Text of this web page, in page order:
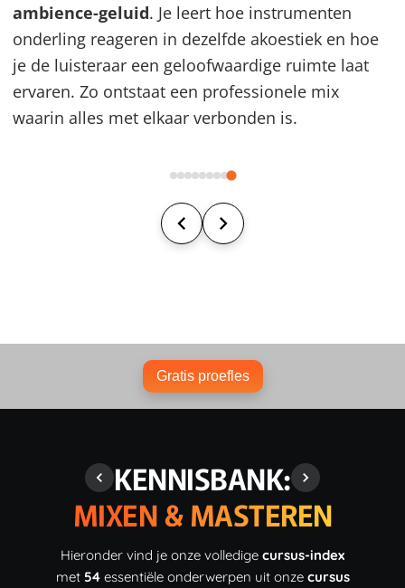
ambience-geluid. Je leert hoe instrumenten
onderling reageren in dezelfde akoestiek en hoe
je de luisteraar een geloofwaardige ruimte laat
ervaren. Zo ontstaat een professionele mix
waarin alles met elkaar verbonden is.
Gratis proefles
KENNISBANK:
MIXEN & MASTEREN
Hieronder vind je onze volledige cursus-index
met 54essentiële onderwerpen uit onze cursus